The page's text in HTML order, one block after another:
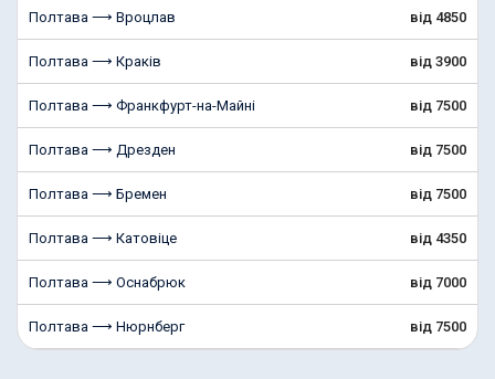
Полтава ⟶ Вроцлав від 4850
Полтава ⟶ Краків від 3900
Полтава ⟶ Франкфурт-на-Майні від 7500
Полтава ⟶ Дрезден від 7500
Полтава ⟶ Бремен від 7500
Полтава ⟶ Катовіце від 4350
Полтава ⟶ Оснабрюк від 7000
Полтава ⟶ Нюрнберг від 7500